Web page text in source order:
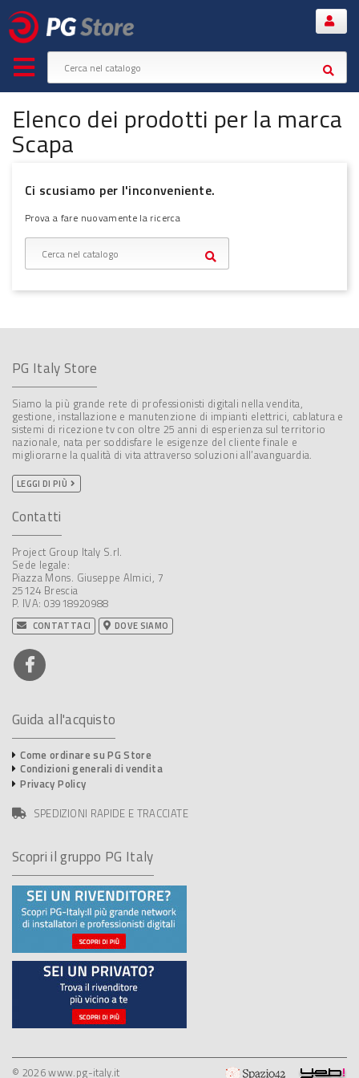
Elenco dei prodotti per la marca
Scapa
Ci scusiamo per l'inconveniente.
Prova a fare nuovamente la ricerca
PG Italy Store
Siamo la più grande rete di professionisti digitali nella vendita,
gestione, installazione e manutenzione di impianti elettrici, cablatura e
sistemi di ricezione tv con oltre 25 anni di esperienza sul territorio
nazionale, nata per soddisfare le esigenze del cliente finale e
migliorarne la qualità di vita attraverso soluzioni all’avanguardia.
LEGGI DI PIÙ
Contatti
Project Group Italy S.rl.
Sede legale:
Piazza Mons. Giuseppe Almici, 7
25124 Brescia
P. IVA: 03918920988
CONTATTACI DOVE SIAMO
Guida all'acquisto
Come ordinare su PG Store
Condizioni generali di vendita
Privacy Policy
SPEDIZIONI RAPIDE E TRACCIATE
Scopri il gruppo PG Italy
© 2026 www.pg-italy.it